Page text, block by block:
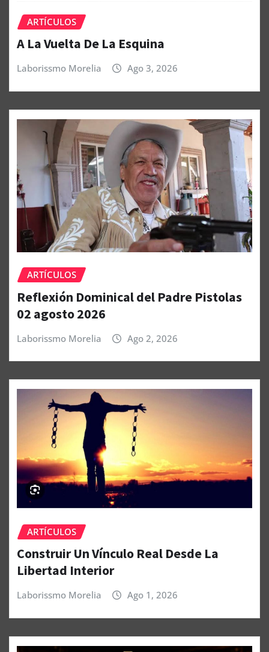
ARTÍCULOS
A La Vuelta De La Esquina
Laborissmo Morelia Ago 3, 2026
ARTÍCULOS
Reflexión Dominical del Padre Pistolas
02 agosto 2026
Laborissmo Morelia Ago 2, 2026
ARTÍCULOS
Construir Un Vínculo Real Desde La
Libertad Interior
Laborissmo Morelia Ago 1, 2026